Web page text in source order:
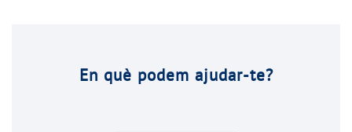
En què podem ajudar-te?